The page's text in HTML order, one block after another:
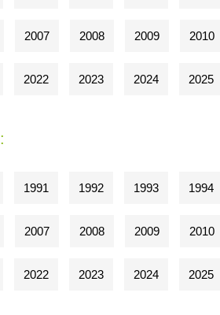
2007 2008 2009 2010
2022 2023 2024 2025
1991 1992 1993 1994
2007 2008 2009 2010
2022 2023 2024 2025